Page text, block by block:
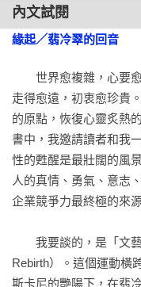
【名家推薦】
．許士軍〈逢甲大學人
．施振榮〈宏碁集團創
．林信義〈前經濟部長
——專序推薦
「讀罷全書內容，猛然
訪只能說是提供本書的
尤其是深刻和銳利的思
年半載，也不可能將達
表現的精神應用到管理
內文試閱
緣起／翡冷翠的回音
世界愈複雜，心要愈
走得愈遠，初衷愈珍貴
的原點，恢復心靈炙熱
書中，我邀請讀者和我
性的甦醒是最壯闊的風
人的真情、勇氣、意志
企業競爭力最終極的來
我要談的，是「文藝
Rebirth）。這個運動橫
斯卡尼的艷陽下，在翡